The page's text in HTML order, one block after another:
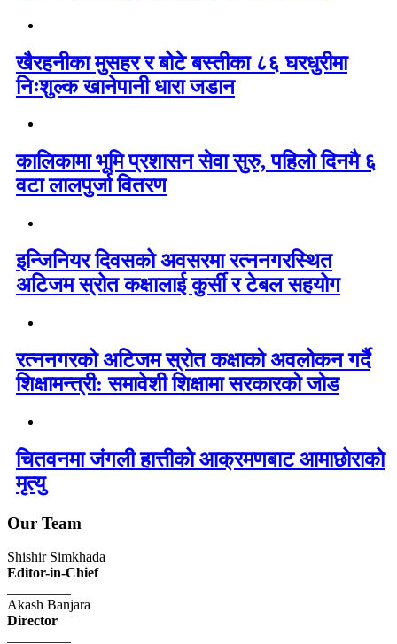
खैरहनीका मुसहर र बोटे बस्तीका ८६ घरधुरीमा
निःशुल्क खानेपानी धारा जडान
कालिकामा भूमि प्रशासन सेवा सुरु, पहिलो दिनमै ६
वटा लालपुर्जा वितरण
इन्जिनियर दिवसको अवसरमा रत्ननगरस्थित
अटिजम स्रोत कक्षालाई कुर्सी र टेबल सहयोग
रत्ननगरको अटिजम स्रोत कक्षाको अवलोकन गर्दै
शिक्षामन्त्री: समावेशी शिक्षामा सरकारको जोड
चितवनमा जंगली हात्तीको आक्रमणबाट आमाछोराको
मृत्यु
Our Team
Shishir Simkhada
Editor-in-Chief
Akash Banjara
Director